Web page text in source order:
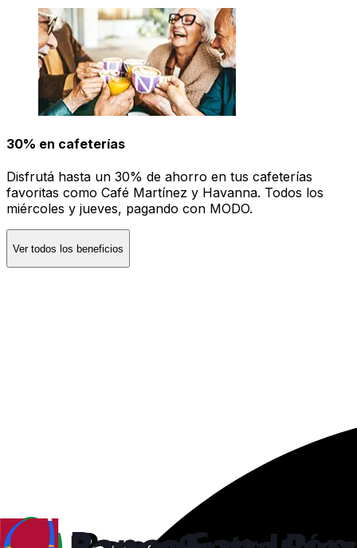
30% en cafeterías
Disfrutá hasta un 30% de ahorro en tus cafeterías
favoritas como Café Martínez y Havanna. Todos los
miércoles y jueves, pagando con MODO.
Ver todos los beneficios